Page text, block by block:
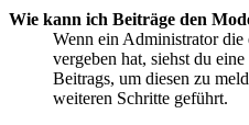
Wie kann ich Beiträge den
Wenn ein Administrator die
vergeben hat, siehst du
Beitrags, um diesen zu
weiteren Schritte geführt.